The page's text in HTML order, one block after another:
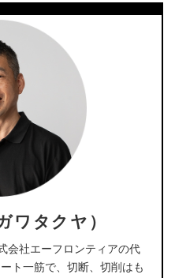
ワタクヤ）
会社エーフロンティアの代
ト一筋で、切断、切削はも